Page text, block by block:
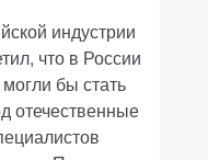
индустрии
что в России
бы стать
отечественные